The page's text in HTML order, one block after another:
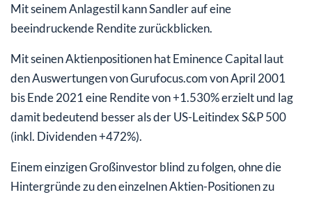
Mit seinem Anlagestil kann Sandler auf eine
beeindruckende Rendite zurückblicken.
Mit seinen Aktienpositionen hat Eminence Capital laut
den Auswertungen von Gurufocus.com von April 2001
bis Ende 2021 eine Rendite von +1.530% erzielt und lag
damit bedeutend besser als der US-Leitindex S&P 500
(inkl. Dividenden +472%).
Einem einzigen Großinvestor blind zu folgen, ohne die
Hintergründe zu den einzelnen Aktien-Positionen zu